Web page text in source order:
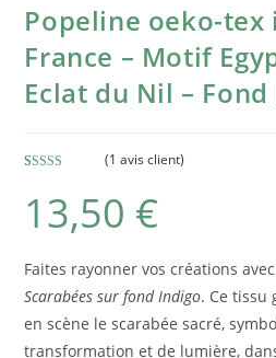
Popeline oeko-
France – Motif
Eclat du Nil –
sur 5 basé
notation
(1 avis client)
13,50 €
Faites rayonner vos créations
Scarabées sur fond Indigo. Ce tissu
en scène le scarabée sacré,
transformation et de lumière,